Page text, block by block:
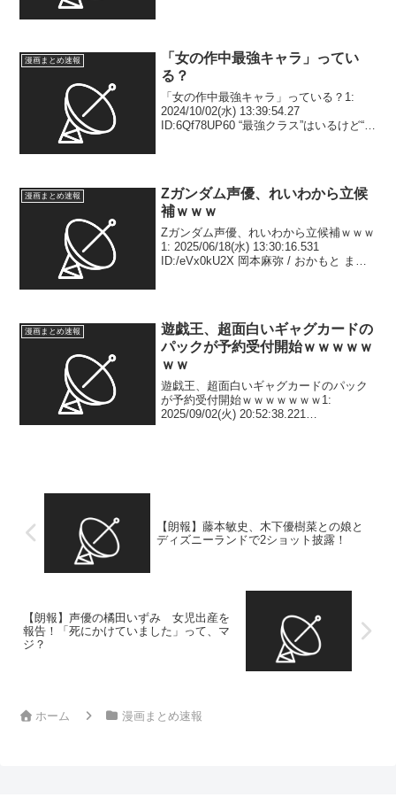
漫画まとめ速報
「女の作中最強キャラ」ってい
る？
「女の作中最強キャラ」っている？1:
2024/10/02(水) 13:39:54.27
ID:6Qf78UP60 “最強クラス”はいるけど“作
漫画まとめ速報
Zガンダム声優、れいわから立候
補ｗｗｗ
Zガンダム声優、れいわから立候補ｗｗｗ
1: 2025/06/18(水) 13:30:16.531
ID:/eVx0kU2X 岡本麻弥 / おかもと まや
漫画まとめ速報
遊戯王、超面白いギャグカードの
パックが予約受付開始ｗｗｗｗｗ
ｗｗ
遊戯王、超面白いギャグカードのパック
が予約受付開始ｗｗｗｗｗｗｗ1:
2025/09/02(火) 20:52:38.221
【朗報】藤本敏史、木下優樹菜との娘と
ディズニーランドで2ショット披露！
【朗報】声優の橘田いずみ 女児出産を
報告！「死にかけていました」って、マ
ジ？
ホーム 漫画まとめ速報